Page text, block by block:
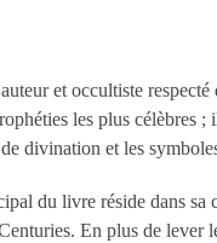
et occultiste
les plus célèbres ;
divination et les
du livre réside dans sa
En plus de lever